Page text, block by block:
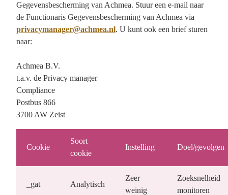
Gegevensbescherming van Achmea. Stuur een e-mail naar
de Functionaris Gegevensbescherming van Achmea via
privacymanager@achmea.nl. U kunt ook een brief sturen
naar:
Achmea B.V.
t.a.v. de Privacy manager
Compliance
Postbus 866
3700 AW Zeist
Cookie
Soort
cookie
Instelling Doel/gevolgen
_gat Analytisch
Zeer
weinig
Zoeksnelheid
monitoren